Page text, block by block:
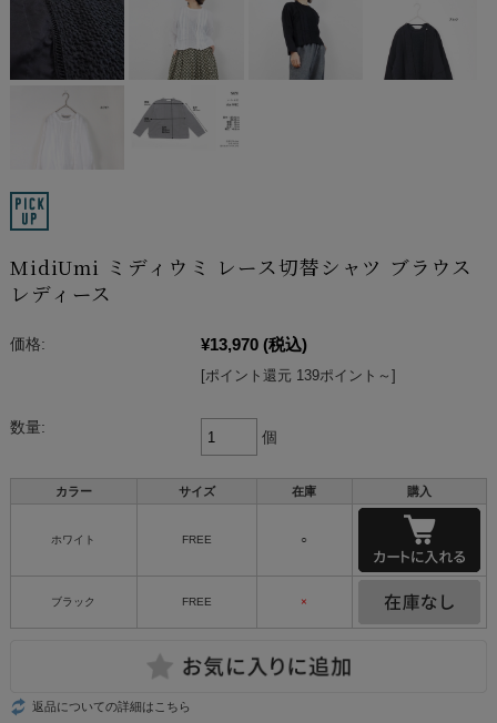
MidiUmi ミディウミ レース切替シャツ ブラウス
レディース
価格: ¥13,970 (税込)
[ポイント還元 139ポイント～]
数量:
個
カラー サイズ 在庫 購入
ホワイト FREE ○
ブラック FREE ×
返品についての詳細はこちら